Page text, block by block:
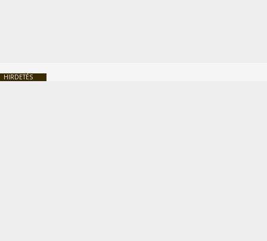
HIRDETÉS